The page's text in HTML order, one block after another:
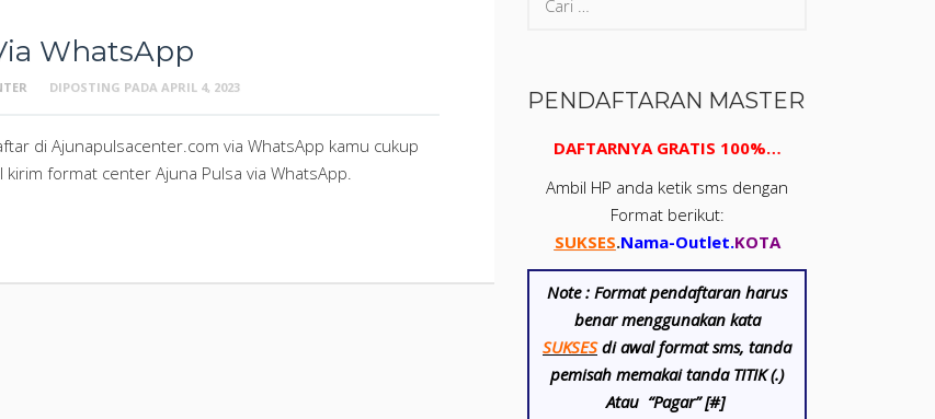
WhatsApp
DIPOSTING PADA APRIL 4, 2023
di Ajunapulsacenter.com via WhatsApp kamu cukup
format center Ajuna Pulsa via WhatsApp.
PENDAFTARAN MASTER
DAFTARNYA GRATIS 100%…
Ambil HP anda ketik sms dengan
Format berikut:
SUKSES.Nama-Outlet.KOTA
Note : Format pendaftaran harus
benar menggunakan kata
SUKSESdi awal format sms, tanda
pemisah memakai tanda TITIK (.)
Atau “Pagar” [#]